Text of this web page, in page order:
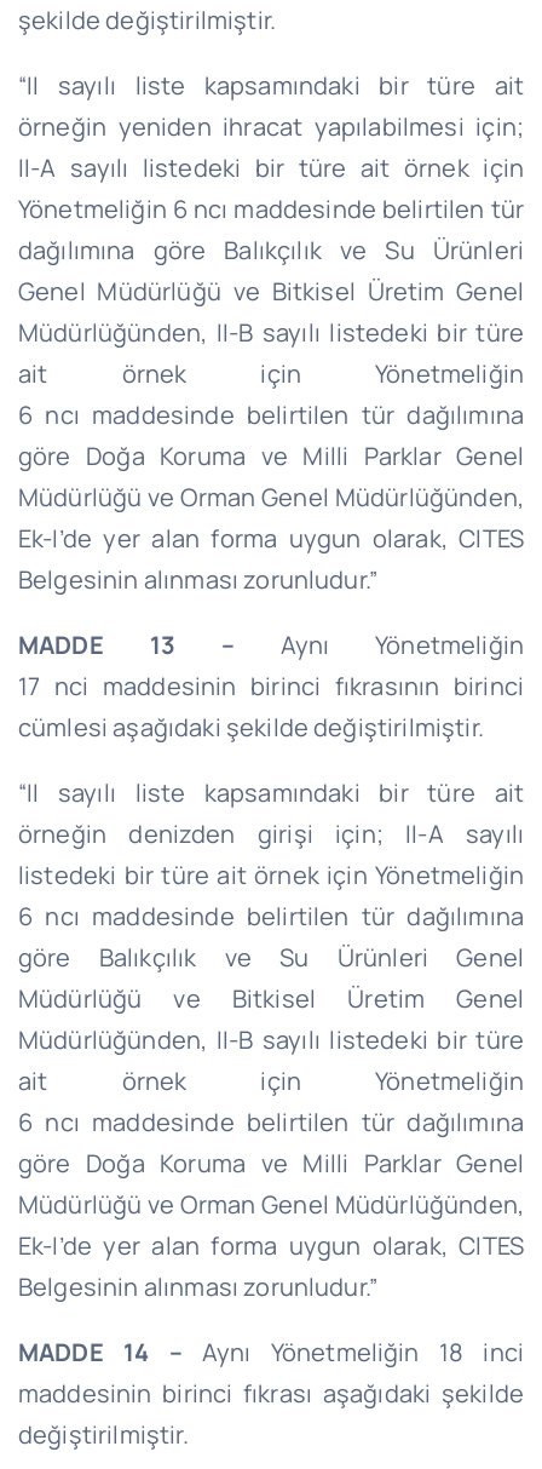
şekilde değiştirilmiştir.
“II sayılı liste kapsamındaki bir türe ait
örneğin yeniden ihracat yapılabilmesi için;
II-A sayılı listedeki bir türe ait örnek için
Yönetmeliğin 6 ncı maddesinde belirtilen tür
dağılımına göre Balıkçılık ve Su Ürünleri
Genel Müdürlüğü ve Bitkisel Üretim Genel
Müdürlüğünden, II-B sayılı listedeki bir türe
ait örnek için Yönetmeliğin
6 ncı maddesinde belirtilen tür dağılımına
göre Doğa Koruma ve Milli Parklar Genel
Müdürlüğü ve Orman Genel Müdürlüğünden,
Ek-I’de yer alan forma uygun olarak, CITES
Belgesinin alınması zorunludur.”
MADDE 13 – Aynı Yönetmeliğin
17 nci maddesinin birinci fıkrasının birinci
cümlesi aşağıdaki şekilde değiştirilmiştir.
“II sayılı liste kapsamındaki bir türe ait
örneğin denizden girişi için; II-A sayılı
listedeki bir türe ait örnek için Yönetmeliğin
6 ncı maddesinde belirtilen tür dağılımına
göre Balıkçılık ve Su Ürünleri Genel
Müdürlüğü ve Bitkisel Üretim Genel
Müdürlüğünden, II-B sayılı listedeki bir türe
ait örnek için Yönetmeliğin
6 ncı maddesinde belirtilen tür dağılımına
göre Doğa Koruma ve Milli Parklar Genel
Müdürlüğü ve Orman Genel Müdürlüğünden,
Ek-I’de yer alan forma uygun olarak, CITES
Belgesinin alınması zorunludur.”
MADDE 14 – Aynı Yönetmeliğin 18 inci
maddesinin birinci fıkrası aşağıdaki şekilde
değiştirilmiştir.